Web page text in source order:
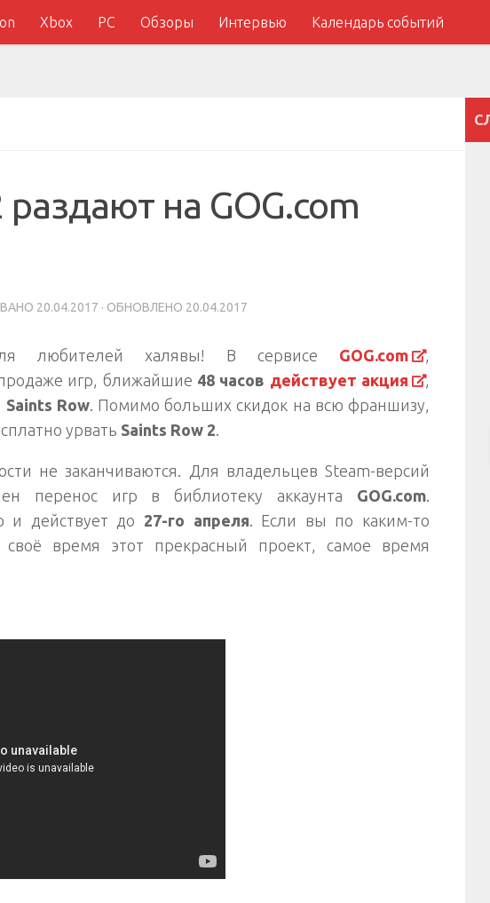
Xbox PC Обзоры Интервью Календарь событий
на GOG.com
20.04.2017 · ОБНОВЛЕНО 20.04.2017
любителей халявы! В сервисе GOG.com
,
игр, ближайшие 48 часов действует акция
,
Saints Row. Помимо больших скидок на всю франшизу,
урвать Saints Row 2.
не заканчиваются. Для владельцев Steam-версий
перенос игр в библиотеку аккаунта GOG.com.
и действует до 27-го апреля. Если вы по каким-то
время этот прекрасный проект, самое время